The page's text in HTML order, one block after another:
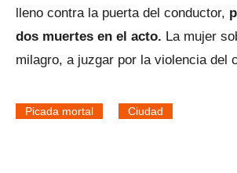
lleno contra la puerta del conductor,
dos muertes en el acto. La mujer
milagro, a juzgar por la violencia del
Picada mortal Ciudad